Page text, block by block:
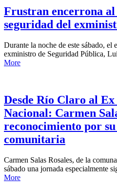
Frustran encerrona al
seguridad del
Durante la noche de este sábado, el
exministro de Seguridad Pública,
More
Desde Río Claro al Ex
Nacional: Carmen
reconocimiento por
comunitaria
Carmen Salas Rosales, de la
sábado una jornada especialmente
More